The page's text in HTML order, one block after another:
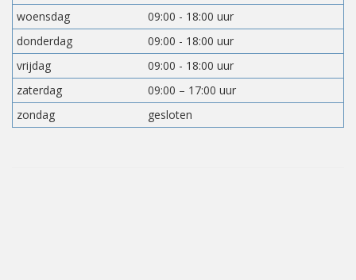
woensdag
09:00 - 18:00 uur
donderdag
09:00 - 18:00 uur
vrijdag
09:00 - 18:00 uur
zaterdag
09:00 – 17:00 uur
zondag
gesloten